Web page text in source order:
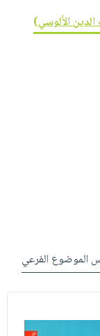
الألوسي)
الموضوع الفرعي